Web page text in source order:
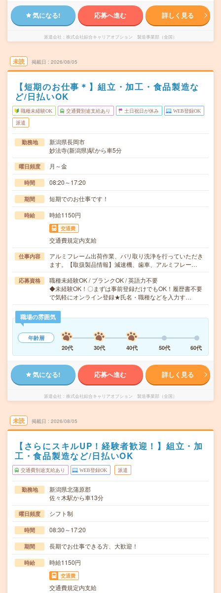
気になる! 応募へ進む 詳しく見る
派遣会社 株式会社綜合キャリアオプション 製造事業部（全国）
未読 掲載日 2026/08/05
【短期のお仕事＊】組立・加工・食品製造な
ど/日払いOK
職種未経験OK 交通費別途支給あり 土日祝日が休み WEB登録OK
派遣
勤務地
新潟県長岡市
妙法寺(新潟県)駅から車5分
曜日頻度 月～金
時間 08:20～17:20
期間 短期でのお仕事です！
時給 時給1150円
交通費
交通費規定内支給
仕事内容
アルミフレーム出荷作業、バリ取り洗浄を行っていただき
ます。【取扱製品情報】減速機、歯車、アルミフレー…
応募資格
職種未経験OK / ブランクOK / 英語力不要
◆未経験OK！〇まずは事前登録だけでもOK！履歴書不要
で気軽にオンライン登録★氏名・職種などを入力す…
職場の雰囲気
年齢層
20代
30代 40代 50代 60代
気になる! 応募へ進む 詳しく見る
派遣会社 株式会社綜合キャリアオプション 製造事業部（全国）
未読 掲載日 2026/08/05
【さらにスキルUP！経験者歓迎！】組立・加
工・食品製造など/日払いOK
交通費別途支給あり WEB登録OK 派遣
勤務地
新潟県北蒲原郡
佐々木駅から車13分
曜日頻度 シフト制
時間 08:30～17:20
期間 長期でお仕事できる方、大歓迎！
時給 時給1150円
交通費
交通費規定内支給